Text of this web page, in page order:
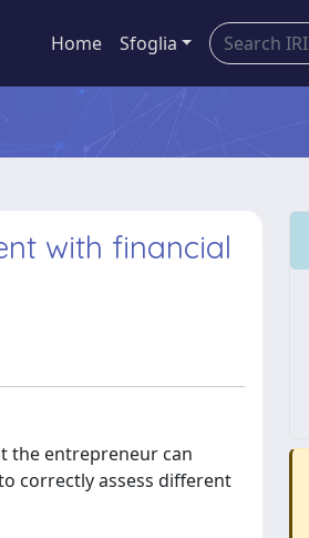
Home Sfoglia
with financial
the entrepreneur can
correctly assess different